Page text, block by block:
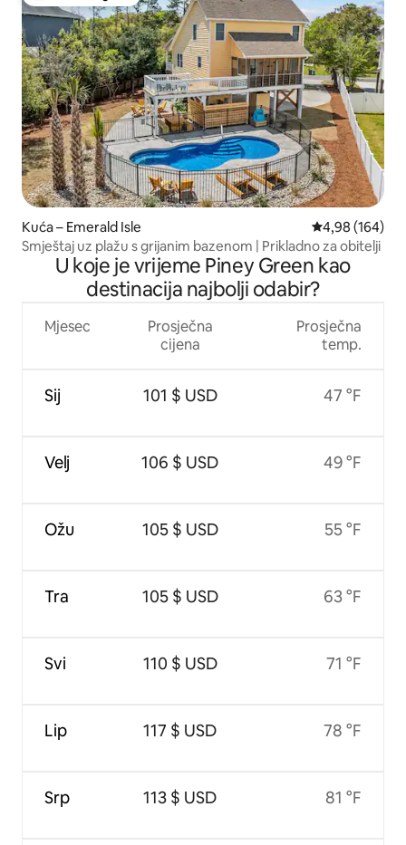
Kuća – Emerald Isle Prosječna
4,98 (164)
Smještaj uz plažu s grijanim bazenom | Prikladno za obitelji
U koje je vrijeme Piney Green kao
destinacija najbolji odabir?
Mjesec
Sij
Velj
Ožu
Tra
Svi
Lip
Srp
Prosječna
cijena
101 $ USD
106 $ USD
105 $ USD
105 $ USD
110 $ USD
117 $ USD
113 $ USD
Prosječna
temp.
47 °F
49 °F
55 °F
63 °F
71 °F
78 °F
81 °F